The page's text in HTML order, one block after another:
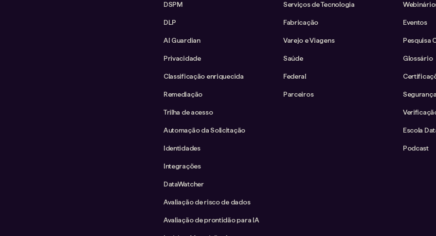
DSPM
DLP
AI Guardian
Privacidade
Classificação enriquecida
Remediação
Trilha de acesso
Automação da Solicitação
Identidades
Integrações
DataWatcher
Avaliação de risco de dados
Avaliação de prontidão para IA
Serviços de Tecnologia
Fabricação
Varejo e Viagens
Saúde
Federal
Parceiros
Eventos
Pesquisa
Glossário
Escola
Podcast